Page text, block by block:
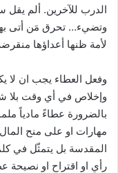
الدرب للآخرين. ألم يقل
وتضيء… تحرق مَن أتى
لأمة ظنها أعداؤها
وفعل العطاء يجب ان لا
وإخلاص في أي وقت بلا
بالضرورة عطاءً مادياً
مهارات او على منح
المقدسة بل يتمثّل في
رأي او اقتراح او نصيحة